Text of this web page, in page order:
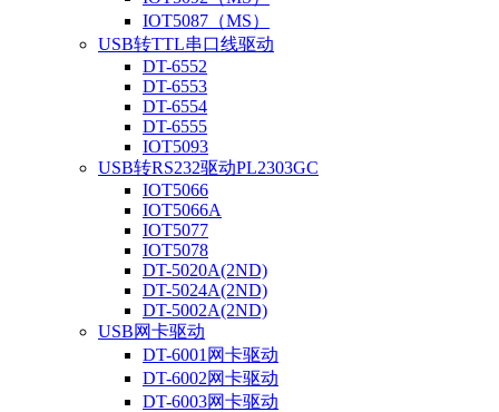
IOT5087（MS）
USB转TTL串口线驱动
DT-6552
DT-6553
DT-6554
DT-6555
IOT5093
USB转RS232驱动PL2303GC
IOT5066
IOT5066A
IOT5077
IOT5078
DT-5020A(2ND)
DT-5024A(2ND)
DT-5002A(2ND)
USB网卡驱动
DT-6001网卡驱动
DT-6002网卡驱动
DT-6003网卡驱动